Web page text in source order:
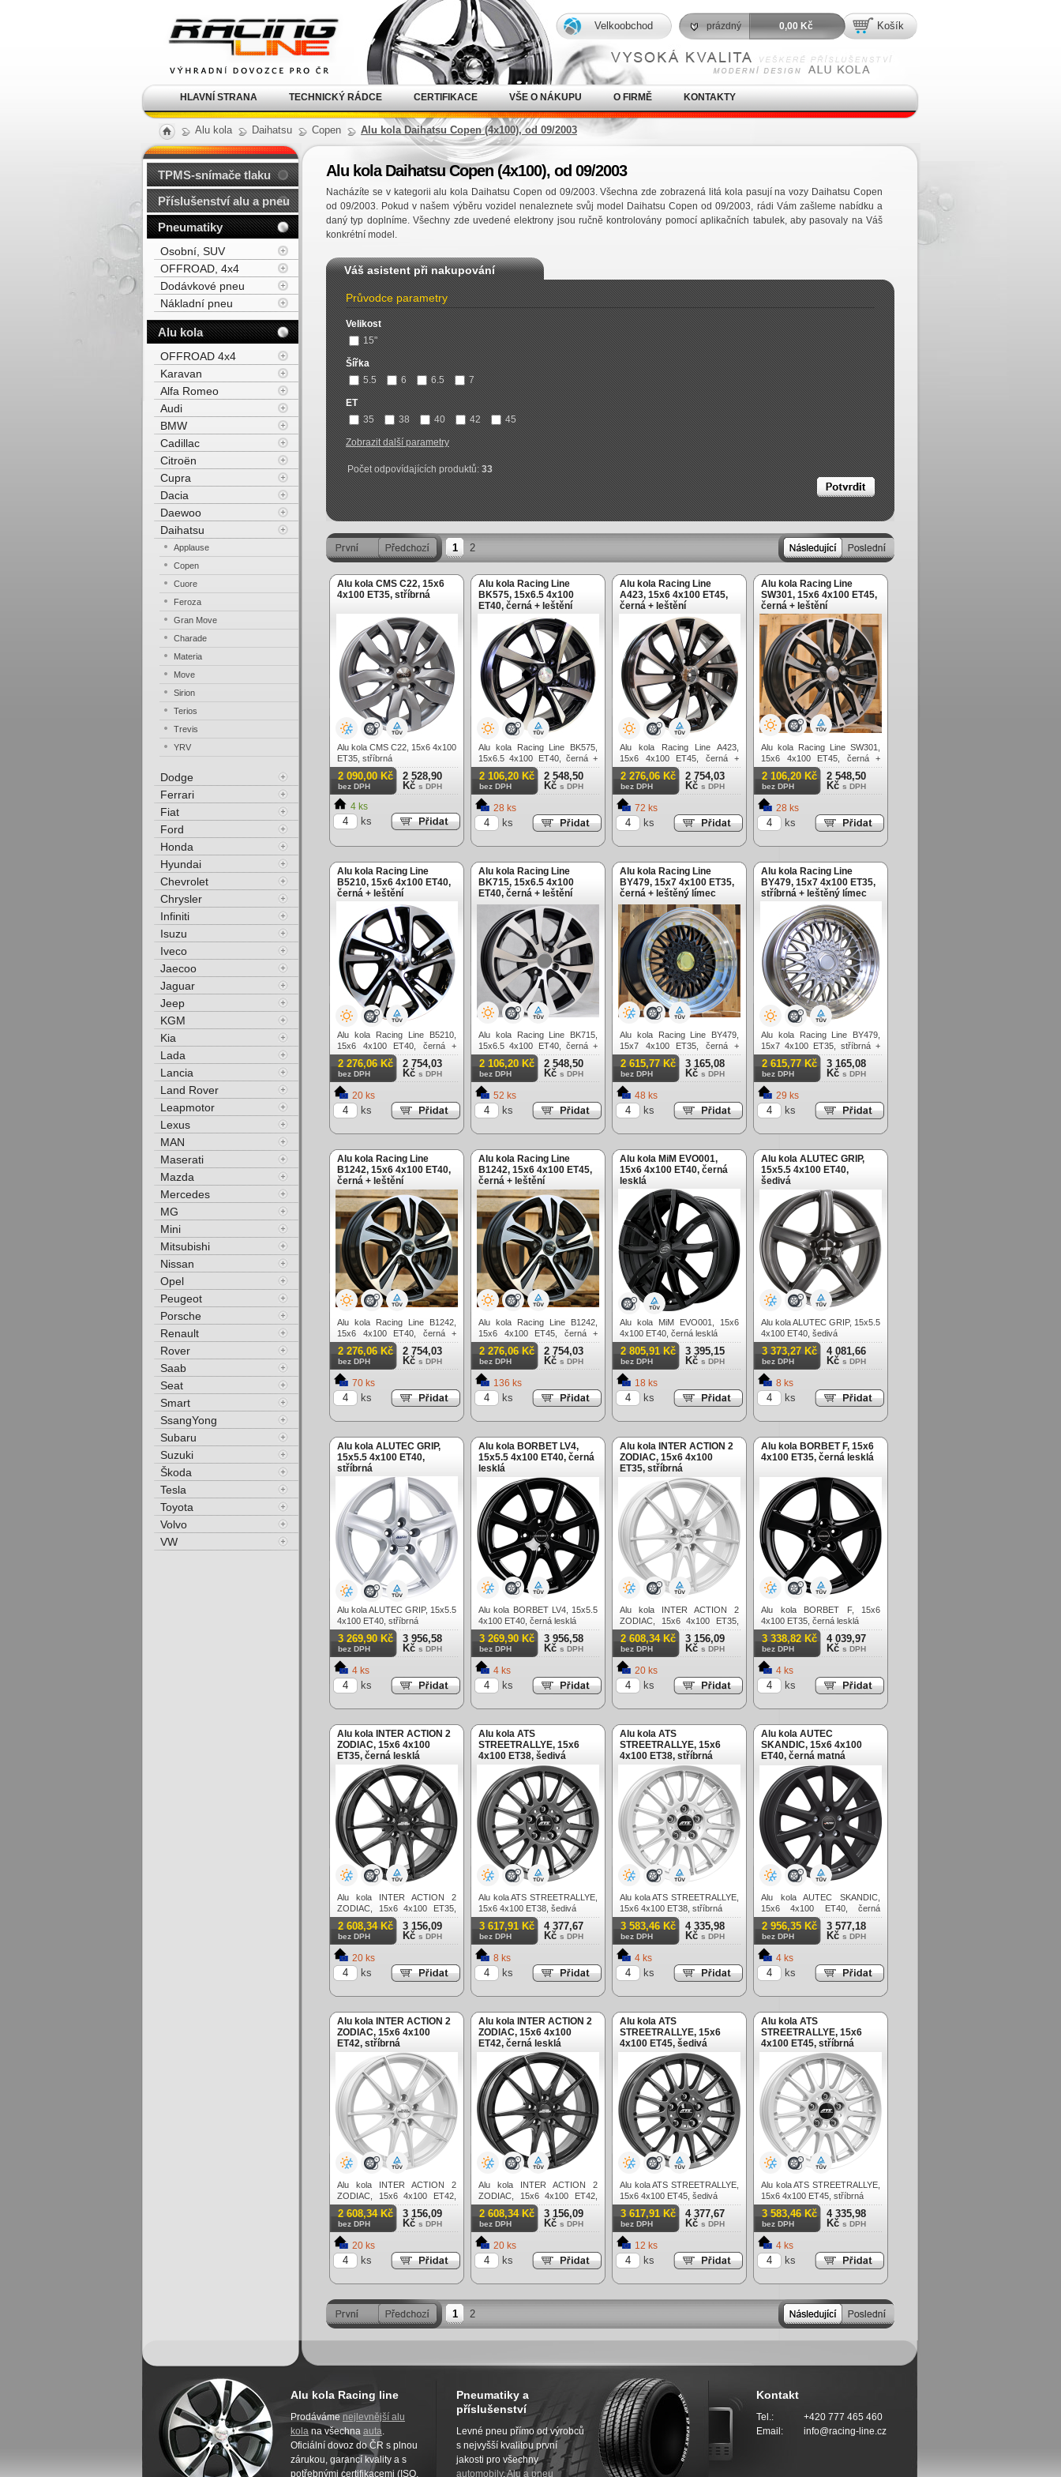
Alu kola Daihatsu Copen Alu kola Daihatsu Copen (4x100), od 09/2003
Alu kola Daihatsu Copen (4x100), od 09/2003
Nacházíte se v kategorii alu kola Daihatsu Copen od 09/2003. Všechna zde zobrazená litá kola pasují na vozy Daihatsu Copen
od 09/2003. Pokud v našem výběru vozidel nenaleznete svůj model Daihatsu Copen od 09/2003, rádi Vám zašleme nabídku a
daný typ doplníme. Všechny zde uvedené elektrony jsou ručně kontrolovány pomocí aplikačních tabulek, aby pasovaly na Váš
konkrétní model.
Váš asistent při nakupování
Průvodce parametry
Velikost
15"
Šířka
5.5
6 6.5 7
ET
35
38 40 42 45
Zobrazit další parametry
Počet odpovídajících produktů:33
1 2
Alu kola CMS C22, 15x6
4x100 ET35, stříbrná
Alu kola CMS C22, 15x6 4x100
ET35, stříbrná
2 090,00 Kč
bez DPH
2 528,90
Kč s DPH
4 ks
ks
Alu kola Racing Line
BK575, 15x6.5 4x100
ET40, černá + leštění
Alu kola Racing Line BK575,
15x6.5 4x100 ET40, černá +
leštění
2 106,20 Kč
bez DPH
2 548,50
Kč s DPH
28 ks
ks
Alu kola Racing Line
A423, 15x6 4x100 ET45,
černá + leštění
Alu kola Racing Line A423,
15x6 4x100 ET45, černá +
leštění
2 276,06 Kč
bez DPH
2 754,03
Kč s DPH
72 ks
ks
Alu kola Racing Line
SW301, 15x6 4x100 ET45,
černá + leštění
Alu kola Racing Line SW301,
15x6 4x100 ET45, černá +
leštění
2 106,20 Kč
bez DPH
2 548,50
Kč s DPH
28 ks
ks
Alu kola Racing Line
B5210, 15x6 4x100 ET40,
černá + leštění
Alu kola Racing Line B5210,
15x6 4x100 ET40, černá +
leštění
2 276,06 Kč
bez DPH
2 754,03
Kč s DPH
20 ks
ks
Alu kola Racing Line
BK715, 15x6.5 4x100
ET40, černá + leštění
Alu kola Racing Line BK715,
15x6.5 4x100 ET40, černá +
leštění
2 106,20 Kč
bez DPH
2 548,50
Kč s DPH
52 ks
ks
Alu kola Racing Line
BY479, 15x7 4x100 ET35,
černá + leštěný límec
Alu kola Racing Line BY479,
15x7 4x100 ET35, černá +
leštěný límec
2 615,77 Kč
bez DPH
3 165,08
Kč s DPH
48 ks
ks
Alu kola Racing Line
BY479, 15x7 4x100 ET35,
stříbrná + leštěný límec
Alu kola Racing Line BY479,
15x7 4x100 ET35, stříbrná +
leštěný límec
2 615,77 Kč
bez DPH
3 165,08
Kč s DPH
29 ks
ks
Alu kola Racing Line
B1242, 15x6 4x100 ET40,
černá + leštění
Alu kola Racing Line B1242,
15x6 4x100 ET40, černá +
leštění
2 276,06 Kč
bez DPH
2 754,03
Kč s DPH
70 ks
ks
Alu kola Racing Line
B1242, 15x6 4x100 ET45,
černá + leštění
Alu kola Racing Line B1242,
15x6 4x100 ET45, černá +
leštění
2 276,06 Kč
bez DPH
2 754,03
Kč s DPH
136 ks
ks
Alu kola MiM EVO001,
15x6 4x100 ET40, černá
lesklá
Alu kola MiM EVO001, 15x6
4x100 ET40, černá lesklá
2 805,91 Kč
bez DPH
3 395,15
Kč s DPH
18 ks
ks
Alu kola ALUTEC GRIP,
15x5.5 4x100 ET40,
šedivá
Alu kola ALUTEC GRIP, 15x5.5
4x100 ET40, šedivá
3 373,27 Kč
bez DPH
4 081,66
Kč s DPH
8 ks
ks
Alu kola ALUTEC GRIP,
15x5.5 4x100 ET40,
stříbrná
Alu kola ALUTEC GRIP, 15x5.5
4x100 ET40, stříbrná
3 269,90 Kč
bez DPH
3 956,58
Kč s DPH
4 ks
ks
Alu kola BORBET LV4,
15x5.5 4x100 ET40, černá
lesklá
Alu kola BORBET LV4, 15x5.5
4x100 ET40, černá lesklá
3 269,90 Kč
bez DPH
3 956,58
Kč s DPH
4 ks
ks
Alu kola INTER ACTION 2
ZODIAC, 15x6 4x100
ET35, stříbrná
Alu kola INTER ACTION 2
ZODIAC, 15x6 4x100 ET35,
stříbrná
2 608,34 Kč
bez DPH
3 156,09
Kč s DPH
20 ks
ks
Alu kola BORBET F, 15x6
4x100 ET35, černá lesklá
Alu kola BORBET F, 15x6
4x100 ET35, černá lesklá
3 338,82 Kč
bez DPH
4 039,97
Kč s DPH
4 ks
ks
Alu kola INTER ACTION 2
ZODIAC, 15x6 4x100
ET35, černá lesklá
Alu kola INTER ACTION 2
ZODIAC, 15x6 4x100 ET35,
černá lesklá
2 608,34 Kč
bez DPH
3 156,09
Kč s DPH
20 ks
ks
Alu kola ATS
STREETRALLYE, 15x6
4x100 ET38, šedivá
Alu kola ATS STREETRALLYE,
15x6 4x100 ET38, šedivá
3 617,91 Kč
bez DPH
4 377,67
Kč s DPH
8 ks
ks
Alu kola ATS
STREETRALLYE, 15x6
4x100 ET38, stříbrná
Alu kola ATS STREETRALLYE,
15x6 4x100 ET38, stříbrná
3 583,46 Kč
bez DPH
4 335,98
Kč s DPH
4 ks
ks
Alu kola AUTEC
SKANDIC, 15x6 4x100
ET40, černá matná
Alu kola AUTEC SKANDIC,
15x6 4x100 ET40, černá
matná
2 956,35 Kč
bez DPH
3 577,18
Kč s DPH
4 ks
ks
Alu kola INTER ACTION 2
ZODIAC, 15x6 4x100
ET42, stříbrná
Alu kola INTER ACTION 2
ZODIAC, 15x6 4x100 ET42,
stříbrná
2 608,34 Kč
bez DPH
3 156,09
Kč s DPH
20 ks
ks
Alu kola INTER ACTION 2
ZODIAC, 15x6 4x100
ET42, černá lesklá
Alu kola INTER ACTION 2
ZODIAC, 15x6 4x100 ET42,
černá lesklá
2 608,34 Kč
bez DPH
3 156,09
Kč s DPH
20 ks
ks
Alu kola ATS
STREETRALLYE, 15x6
4x100 ET45, šedivá
Alu kola ATS STREETRALLYE,
15x6 4x100 ET45, šedivá
3 617,91 Kč
bez DPH
4 377,67
Kč s DPH
12 ks
ks
Alu kola ATS
STREETRALLYE, 15x6
4x100 ET45, stříbrná
Alu kola ATS STREETRALLYE,
15x6 4x100 ET45, stříbrná
3 583,46 Kč
bez DPH
4 335,98
Kč s DPH
4 ks
ks
1 2
TPMS-snímače tlaku
Příslušenství alu a pneu
Pneumatiky
Osobní, SUV
OFFROAD, 4x4
Dodávkové pneu
Nákladní pneu
Alu kola
OFFROAD 4x4
Karavan
Alfa Romeo
Audi
BMW
Cadillac
Citroën
Cupra
Dacia
Daewoo
Daihatsu
Applause
Copen
Cuore
Feroza
Gran Move
Charade
Materia
Move
Sirion
Terios
Trevis
YRV
Dodge
Ferrari
Fiat
Ford
Honda
Hyundai
Chevrolet
Chrysler
Infiniti
Isuzu
Iveco
Jaecoo
Jaguar
Jeep
KGM
Kia
Lada
Lancia
Land Rover
Leapmotor
Lexus
MAN
Maserati
Mazda
Mercedes
MG
Mini
Mitsubishi
Nissan
Opel
Peugeot
Porsche
Renault
Rover
Saab
Seat
Smart
SsangYong
Subaru
Suzuki
Škoda
Tesla
Toyota
Volvo
VW
kola Racing Line
HLAVNÍ STRANA TECHNICKÝ RÁDCE CERTIFIKACE VŠE O NÁKUPU O FIRMĚ KONTAKTY
Košík
prázdný 0,00 Kč
Velkoobchod
Alu kola Racing line
Prodáváme nejlevnější alu
kola na všechna auta.
Oficiální dovoz do ČR s plnou
zárukou, garancí kvality a s
potřebnými certifikacemi (ISO,
Pneumatiky a
příslušenství
Levné pneu přímo od výrobců
s nejvyšší kvalitou první
jakosti pro všechny
automobily.Alu a pneu
Kontakt
Tel.:
+420 777 465 460
Email:
info@racing-line.cz